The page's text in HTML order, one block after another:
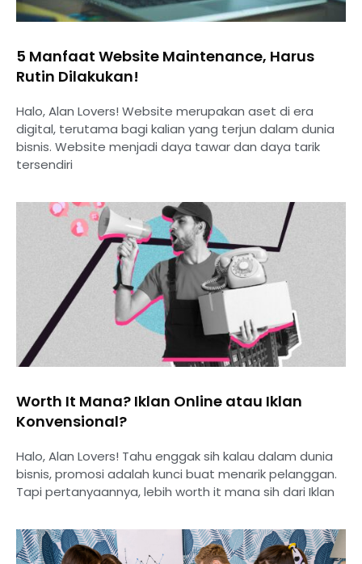
5 Manfaat Website Maintenance, Harus
Rutin Dilakukan!
Halo, Alan Lovers! Website merupakan aset di era
digital, terutama bagi kalian yang terjun dalam dunia
bisnis. Website menjadi daya tawar dan daya tarik
tersendiri
Worth It Mana? Iklan Online atau Iklan
Konvensional?
Halo, Alan Lovers! Tahu enggak sih kalau dalam dunia
bisnis, promosi adalah kunci buat menarik pelanggan.
Tapi pertanyaannya, lebih worth it mana sih dari Iklan